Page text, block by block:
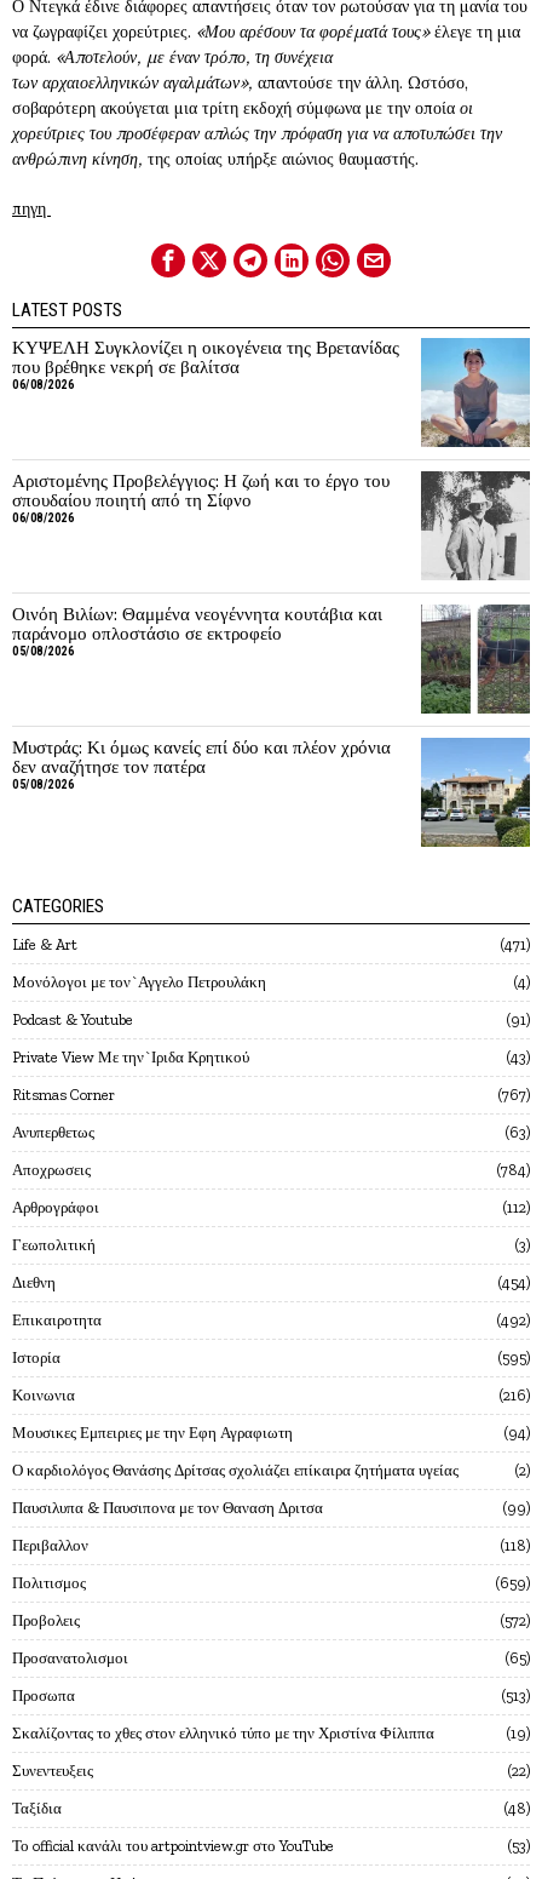
Ο Ντεγκά έδινε διάφορες απαντήσεις όταν τον ρωτούσαν για τη μανία του
να ζωγραφίζει χορεύτριες. «Μου αρέσουν τα φορέματά τους»έλεγε τη μια
φορά. «Αποτελούν, με έναν τρόπο, τη συνέχεια
των αρχαιοελληνικών αγαλμάτων», απαντούσε την άλλη. Ωστόσο,
σοβαρότερη ακούγεται μια τρίτη εκδοχή σύμφωνα με την οποία οι
χορεύτριες του προσέφεραν απλώς την πρόφαση για να αποτυπώσει την
ανθρώπινη κίνηση, της οποίας υπήρξε αιώνιος θαυμαστής.
πηγη
LATEST POSTS
ΚΥΨΕΛΗ Συγκλονίζει η οικογένεια της Βρετανίδας
που βρέθηκε νεκρή σε βαλίτσα
06/08/2026
Αριστομένης Προβελέγγιος: Η ζωή και το έργο του
σπουδαίου ποιητή από τη Σίφνο
06/08/2026
Οινόη Βιλίων: Θαμμένα νεογέννητα κουτάβια και
παράνομο οπλοστάσιο σε εκτροφείο
05/08/2026
Μυστράς: Κι όμως κανείς επί δύο και πλέον χρόνια
δεν αναζήτησε τον πατέρα
05/08/2026
CATEGORIES
Life & Art 471
Mονόλογοι με τον`Αγγελο Πετρουλάκη 4
Podcast & Youtube 91
Private View Με την`Ιριδα Κρητικού 43
Ritsmas Corner 767
Ανυπερθετως 63
Αποχρωσεις 784
Αρθρογράφοι 112
Γεωπολιτική 3
Διεθνη 454
Επικαιροτητα 492
Ιστορία 595
Κοινωνια 216
Μουσικες Εμπειριες με την Εφη Αγραφιωτη 94
Ο καρδιολόγος Θανάσης Δρίτσας σχολιάζει επίκαιρα ζητήματα υγείας 2
Παυσιλυπα & Παυσιπονα με τον Θαναση Δριτσα 99
Περιβαλλον 118
Πολιτισμος 659
Προβολεις 572
Προσανατολισμοι 65
Προσωπα 513
Σκαλίζοντας το χθες στον ελληνικό τύπο με την Χριστίνα Φίλιππα 19
Συνεντευξεις 22
Ταξίδια 48
Το official κανάλι του artpointview.gr στο YouTube 53